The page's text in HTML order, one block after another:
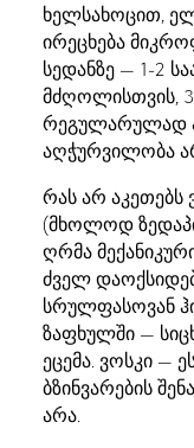
ხელსახოცით,
ირეცხება
სედანზე — 1-2
მძღოლისთვის,
რეგულარულად
აღჭურვილობა
რას არ აკეთებს
(მხოლოდ
ღრმა
ძველ
სრულფასოვან
ზაფხულში —
ეცემა. ვოსკი —
ბზინვარების
არა.